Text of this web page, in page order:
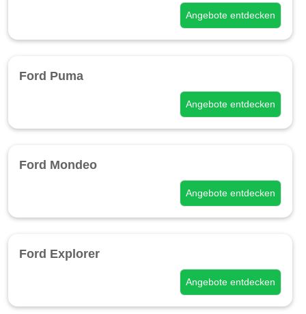
Angebote entdecken
Ford Puma
Angebote entdecken
Ford Mondeo
Angebote entdecken
Ford Explorer
Angebote entdecken